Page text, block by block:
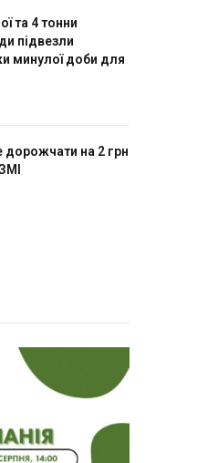
та 4 тонни
підвезли
минулої доби для
дорожчати на 2 грн